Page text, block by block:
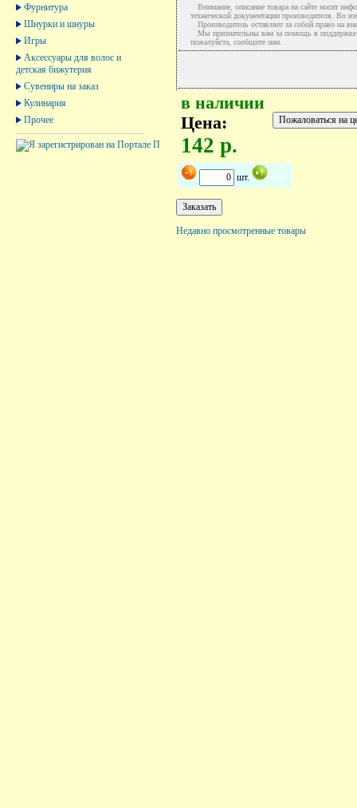
Фурнитура
Шнурки и шнуры
Игры
Аксессуары для волос и
детская бижутерия
Сувениры на заказ
Кулинария
Прочее
Внимание, описание товара на сайте носит
технической документации производителя. Во
Производитель оставляет за собой право на
Мы признательны вам за помощь в поддержке
пожалуйста, сообщите нам.
в наличии
Цена:
142 р.
шт.
Недавно просмотренные товары